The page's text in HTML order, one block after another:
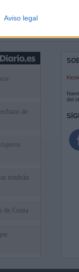
Aviso legal
de
tendrán
de Ceuta
del